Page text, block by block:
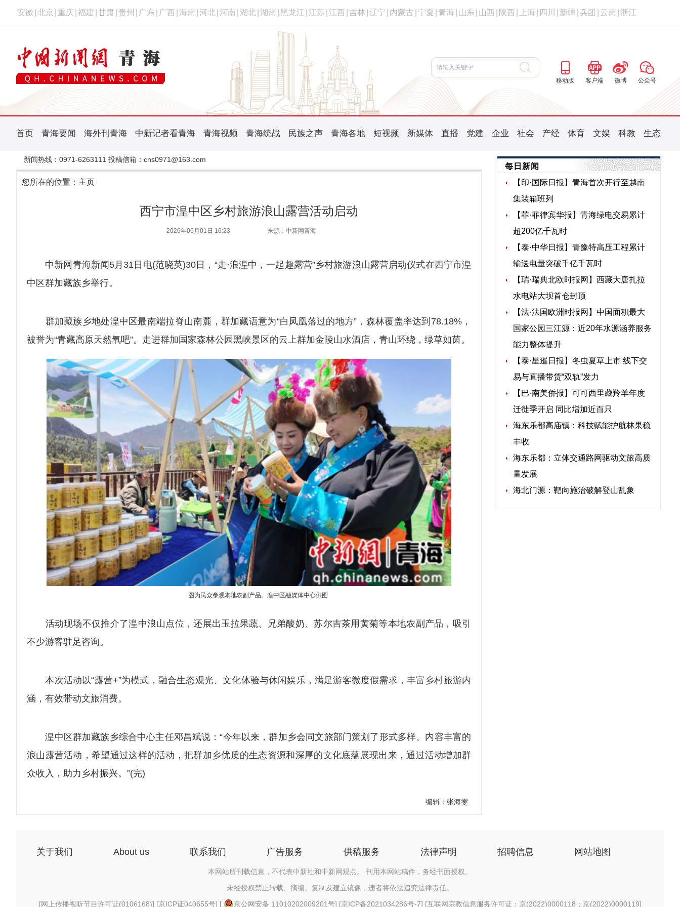
安徽 北京 重庆 福建 甘肃 贵州 广东 广西 海南 河北 河南 湖北 湖南 黑龙江 江苏 江西 吉林 辽宁 内蒙古 宁夏 青海 山东 山西 陕西 上海 四川 新疆 兵团 云南 浙江
移动版 客户端 微博 公众号
首页 青海要闻 海外刊青海 中新记者看青海 青海视频 青海统战 民族之声 青海各地 短视频 新媒体 直播 党建 企业 社会 产经 体育 文娱 科教 生态
新闻热线：0971-6263111 投稿信箱：cns0971@163.com
您所在的位置： 主页
西宁市湟中区乡村旅游浪山露营活动启动
2026年06月01日 16:23 来源：中新网青海
中新网青海新闻5月31日电(范晓英)30日，“走·浪湟中，一起趣露营”乡村旅游浪山露营启动仪式在西宁市湟
中区群加藏族乡举行。
群加藏族乡地处湟中区最南端拉脊山南麓，群加藏语意为“白凤凰落过的地方”，森林覆盖率达到78.18%，
被誉为“青藏高原天然氧吧”。走进群加国家森林公园黑峡景区的云上群加金陵山水酒店，青山环绕，绿草如茵。
图为民众参观本地农副产品。湟中区融媒体中心供图
活动现场不仅推介了湟中浪山点位，还展出玉拉果蔬、兄弟酸奶、苏尔吉茶用黄菊等本地农副产品，吸引
不少游客驻足咨询。
本次活动以“露营+”为模式，融合生态观光、文化体验与休闲娱乐，满足游客微度假需求，丰富乡村旅游内
涵，有效带动文旅消费。
湟中区群加藏族乡综合中心主任邓昌斌说：“今年以来，群加乡会同文旅部门策划了形式多样、内容丰富的
浪山露营活动，希望通过这样的活动，把群加乡优质的生态资源和深厚的文化底蕴展现出来，通过活动增加群
众收入，助力乡村振兴。”(完)
编辑：张海雯
每日新闻
【印·国际日报】青海首次开行至越南
集装箱班列
【菲·菲律宾华报】青海绿电交易累计
超200亿千瓦时
【泰·中华日报】青豫特高压工程累计
输送电量突破千亿千瓦时
【瑞·瑞典北欧时报网】西藏大唐扎拉
水电站大坝首仓封顶
【法·法国欧洲时报网】中国面积最大
国家公园三江源：近20年水源涵养服务
能力整体提升
【泰·星暹日报】冬虫夏草上市 线下交
易与直播带货“双轨”发力
【巴·南美侨报】可可西里藏羚羊年度
迁徙季开启 同比增加近百只
海东乐都高庙镇：科技赋能护航林果稳
丰收
海东乐都：立体交通路网驱动文旅高质
量发展
海北门源：靶向施治破解登山乱象
关于我们 About us 联系我们 广告服务 供稿服务 法律声明 招聘信息 网站地图
本网站所刊载信息，不代表中新社和中新网观点。 刊用本网站稿件，务经书面授权。
未经授权禁止转载、摘编、复制及建立镜像，违者将依法追究法律责任。
[网上传播视听节目许可证(0106168)] [京ICP证040655号] [ 京公网安备 11010202009201号] [京ICP备2021034286号-7] [互联网宗教信息服务许可证：京(2022)0000118；京(2022)0000119]